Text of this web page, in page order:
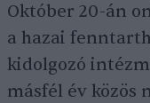
Október 20-án
a hazai
kidolgozó
másfél év közös